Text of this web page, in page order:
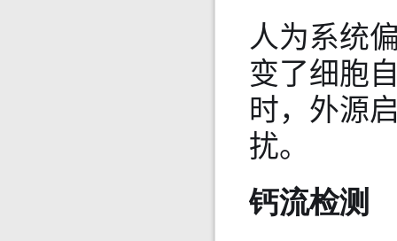
人为系统
变了细胞
时，外源
扰。
钙流检测